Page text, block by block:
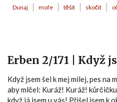
Dunaj moře těšit skočit
Erben 2/171 | Když
Když jsem šel k mej milej, pes na
aby mlčel: Kuráž! Kuráž!
když já jsem u vás! Přišel jsem k